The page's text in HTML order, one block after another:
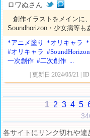
ロワぬさん
創作イラストをメインに、
Soundhorizon・少女病等も
*アニメ塗り
*オリキャラ *
#オリキャラ #SoundHorizon
一次創作 #二次創作 ...
| 更新日:2024/05/21 | ID:
1 2 3 4 5
各サイトにリンク切れや違